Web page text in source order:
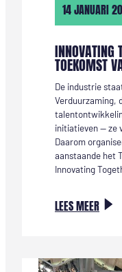
14 JANUARI
INNOVATING
TOEKOMST
De industrie
Verduurzaming,
initiatieven — ze
Daarom
aanstaande het
Innovating
LEES MEER:
BLIK